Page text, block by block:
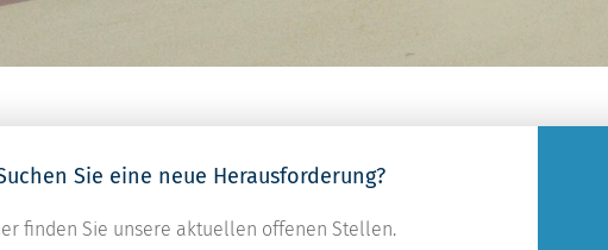
Sie eine neue Herausforderung?
finden Sie unsere aktuellen offenen Stellen.